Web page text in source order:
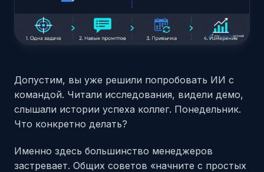
Допустим, вы уже решили попробовать ИИ с
командой. Читали исследования, видели демо,
слышали истории успеха коллег. Понедельник.
Что конкретно делать?
Именно здесь большинство менеджеров
застревает. Общих советов «начните с простых